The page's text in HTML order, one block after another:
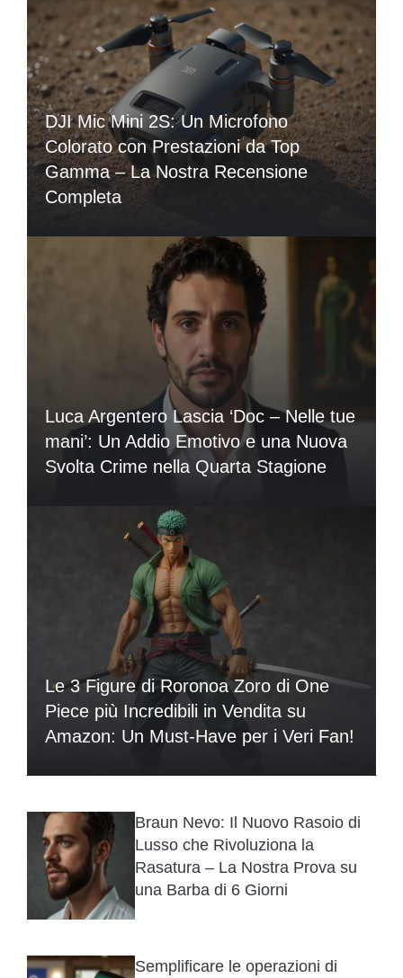
DJI Mic Mini 2S: Un Microfono
Colorato con Prestazioni da Top
Gamma – La Nostra Recensione
Completa
Luca Argentero Lascia ‘Doc – Nelle tue
mani’: Un Addio Emotivo e una Nuova
Svolta Crime nella Quarta Stagione
Le 3 Figure di Roronoa Zoro di One
Piece più Incredibili in Vendita su
Amazon: Un Must-Have per i Veri Fan!
Braun Nevo: Il Nuovo Rasoio di
Lusso che Rivoluziona la
Rasatura – La Nostra Prova su
una Barba di 6 Giorni
Semplificare le operazioni di